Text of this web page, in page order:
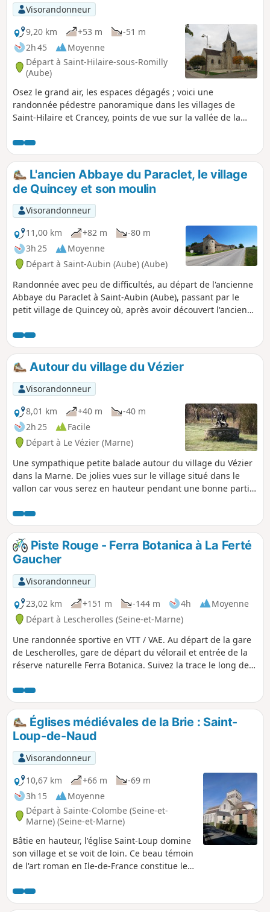
Visorandonneur
9,20 km
+53 m
-51 m
2h 45
Moyenne
Départ à Saint-Hilaire-sous-Romilly
(Aube)
Osez le grand air, les espaces dégagés ; voici une
randonnée pédestre panoramique dans les villages de
Saint-Hilaire et Crancey, points de vue sur la vallée de la
direction de Troyes.
L'ancien Abbaye du Paraclet, le village
de Quincey et son moulin
Visorandonneur
11,00 km
+82 m
-80 m
3h 25
Moyenne
Départ à Saint-Aubin (Aube) (Aube)
Randonnée avec peu de difficultés, au départ de l'ancienne
Abbaye du Paraclet à Saint-Aubin (Aube), passant par le
petit village de Quincey où, après avoir découvert l'ancien
jusqu'à l'église en laissant sur votre gauche le lavoir
réhabilité. Vous revenez sur vos pas jusque la Rue du Mazot
pour monter à droite sur les hauteurs et vous aurez une
vue sur la centrale électrique, sur le village et l'abbaye.
Autour du village du Vézier
Visorandonneur
8,01 km
+40 m
-40 m
2h 25
Facile
Départ à Le Vézier (Marne)
Une sympathique petite balade autour du village du Vézier
dans la Marne. De jolies vues sur le village situé dans le
vallon car vous serez en hauteur pendant une bonne partie
Piste Rouge - Ferra Botanica à La Ferté
Gaucher
Visorandonneur
23,02 km
+151 m -144 m 4h
Moyenne
Départ à Lescherolles (Seine-et-Marne)
Une randonnée sportive en VTT / VAE. Au départ de la gare
de Lescherolles, gare de départ du vélorail et entrée de la
réserve naturelle Ferra Botanica. Suivez la trace le long de
Églises médiévales de la Brie : Saint-
Loup-de-Naud
Visorandonneur
10,67 km
+66 m
-69 m
3h 15
Moyenne
Départ à Sainte-Colombe (Seine-et-
Marne) (Seine-et-Marne)
Bâtie en hauteur, l'église Saint-Loup domine
son village et se voit de loin. Ce beau témoin
de l'art roman en Ile-de-France constitue le
chemins des champs et des bois ainsi que
les sentes d'un village, et qui longe des